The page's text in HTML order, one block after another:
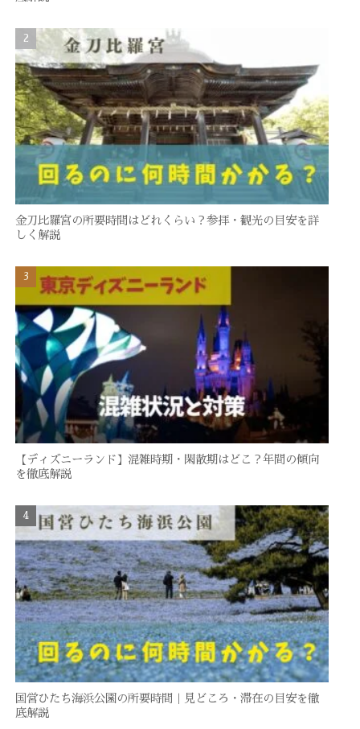
金刀比羅宮の所要時間はどれくらい？参拝・観光の目安を詳
しく解説
【ディズニーランド】混雑時期・閑散期はどこ？年間の傾向
を徹底解説
国営ひたち海浜公園の所要時間｜見どころ・滞在の目安を徹
底解説